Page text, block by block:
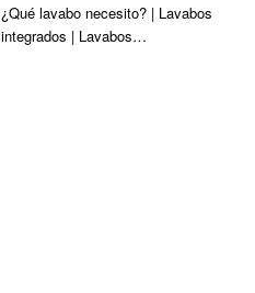
¿Qué lavabo necesito? | Lavabos
integrados | Lavabos…